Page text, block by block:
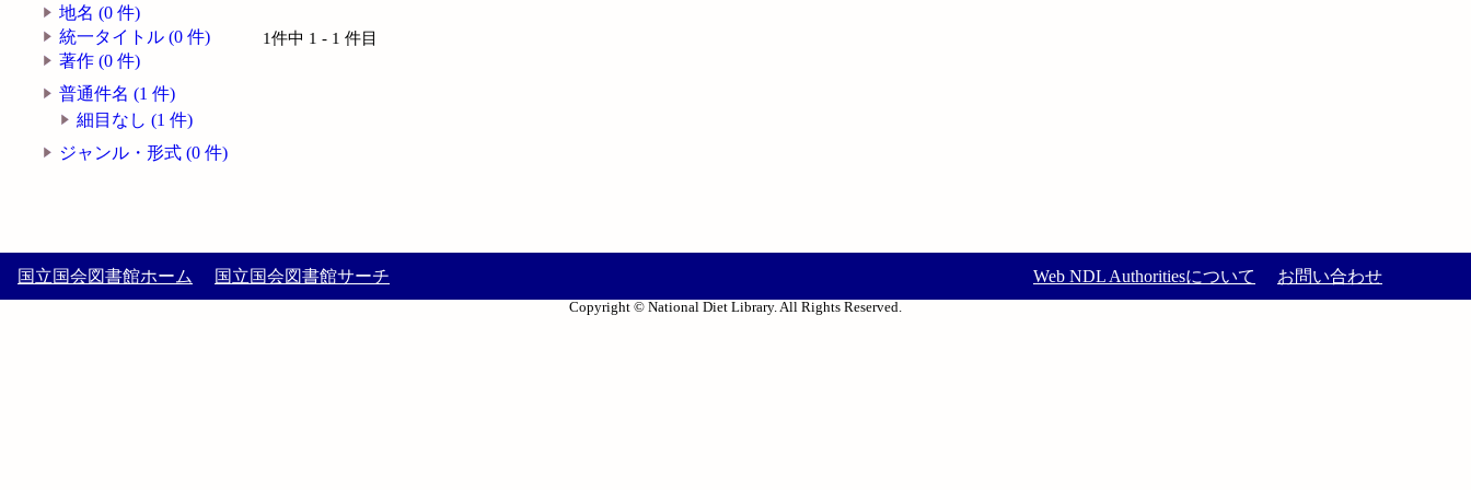
地名 (0 件)
統一タイトル (0 件)
著作 (0 件)
普通件名 (1 件)
細目なし (1 件)
ジャンル・形式 (0 件)
1件中 1 - 1 件目
国立国会図書館ホーム 国立国会図書館サーチ Web NDL Authoritiesについて お問い合わせ
Copyright © National Diet Library. All Rights Reserved.